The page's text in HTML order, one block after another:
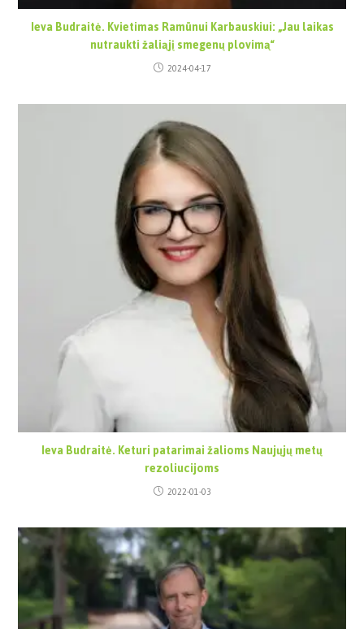
Ieva Budraitė. Kvietimas Ramūnui Karbauskiui: „Jau laikas
nutraukti žaliąjį smegenų plovimą“
2024-04-17
Ieva Budraitė. Keturi patarimai žalioms Naujųjų metų
rezoliucijoms
2022-01-03